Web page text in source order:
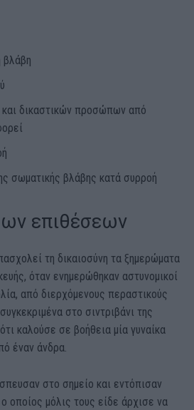
βλάβη
δικαστικών προσώπων από
σωματικής βλάβης κατά συρροή
επιθέσεων
τη δικαιοσύνη τα ξημερώματα
όταν ενημερώθηκαν αστυνομικοί
από διερχόμενους περαστικούς
στο σιντριβάνι της
καλούσε σε βοήθεια μία γυναίκα
έναν άνδρα.
στο σημείο και εντόπισαν
οποίος μόλις τους είδε άρχισε να